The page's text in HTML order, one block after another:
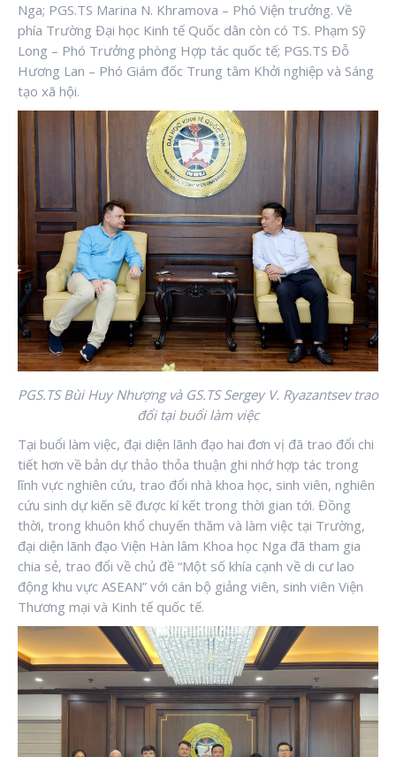
Nga; PGS.TS Marina N. Khramova – Phó Viện trưởng. Về
phía Trường Đại học Kinh tế Quốc dân còn có TS. Phạm Sỹ
Long – Phó Trưởng phòng Hợp tác quốc tế; PGS.TS Đỗ
Hương Lan – Phó Giám đốc Trung tâm Khởi nghiệp và Sáng
tạo xã hội.
PGS.TS Bùi Huy Nhượng và GS.TS Sergey V. Ryazantsev trao
đổi tại buổi làm việc
Tại buổi làm việc, đại diện lãnh đạo hai đơn vị đã trao đổi chi
tiết hơn về bản dự thảo thỏa thuận ghi nhớ hợp tác trong
lĩnh vực nghiên cứu, trao đổi nhà khoa học, sinh viên, nghiên
cứu sinh dự kiến sẽ được kí kết trong thời gian tới. Đồng
thời, trong khuôn khổ chuyến thăm và làm việc tại Trường,
đại diện lãnh đạo Viện Hàn lâm Khoa học Nga đã tham gia
chia sẻ, trao đổi về chủ đề “Một số khía cạnh về di cư lao
động khu vực ASEAN” với cán bộ giảng viên, sinh viên Viện
Thương mại và Kinh tế quốc tế.